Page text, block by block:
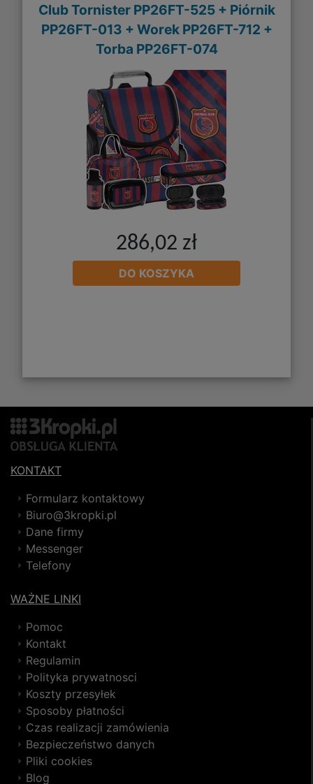
Club Tornister PP26FT-525 + Piórnik
PP26FT-013 + Worek PP26FT-712 +
Torba PP26FT-074
286,02 zł
DO KOSZYKA
KONTAKT
Formularz kontaktowy
Biuro@3kropki.pl
Dane firmy
Messenger
Telefony
WAŻNE LINKI
Pomoc
Kontakt
Regulamin
Polityka prywatnosci
Koszty przesyłek
Sposoby płatności
Czas realizacji zamówienia
Bezpieczeństwo danych
Pliki cookies
Blog